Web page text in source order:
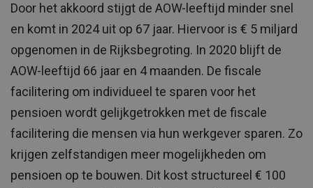
Door het akkoord stijgt de AOW-leeftijd minder snel
en komt in 2024 uit op 67 jaar. Hiervoor is € 5 miljard
opgenomen in de Rijksbegroting. In 2020 blijft de
AOW-leeftijd 66 jaar en 4 maanden. De fiscale
facilitering om individueel te sparen voor het
pensioen wordt gelijkgetrokken met de fiscale
facilitering die mensen via hun werkgever sparen. Zo
krijgen zelfstandigen meer mogelijkheden om
pensioen op te bouwen. Dit kost structureel € 100